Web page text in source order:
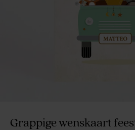
Grappige wenskaart